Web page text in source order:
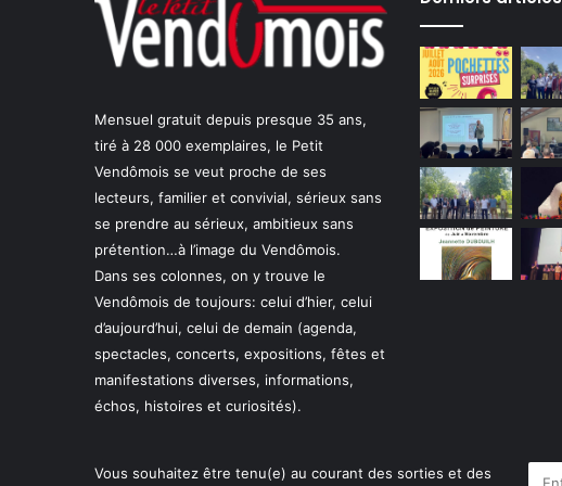
Mensuel gratuit depuis presque 35 ans,
tiré à 28 000 exemplaires, le Petit
Vendômois se veut proche de ses
lecteurs, familier et convivial, sérieux sans
se prendre au sérieux, ambitieux sans
prétention…à l’image du Vendômois.
Dans ses colonnes, on y trouve le
Vendômois de toujours: celui d’hier, celui
d’aujourd’hui, celui de demain (agenda,
spectacles, concerts, expositions, fêtes et
manifestations diverses, informations,
échos, histoires et curiosités).
Vous souhaitez être tenu(e) au courant des sorties et des